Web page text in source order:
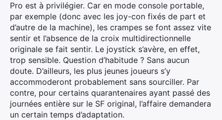
Pro est à privilégier. Car en mode console portable,
par exemple (donc avec les joy-con fixés de part et
d’autre de la machine), les crampes se font assez vite
sentir et l’absence de la croix multidirectionnelle
originale se fait sentir. Le joystick s’avère, en effet,
trop sensible. Question d’habitude ? Sans aucun
doute. D’ailleurs, les plus jeunes joueurs s’y
accommoderont probablement sans sourciller. Par
contre, pour certains quarantenaires ayant passé des
journées entière sur le SF original, l’affaire demandera
un certain temps d’adaptation.